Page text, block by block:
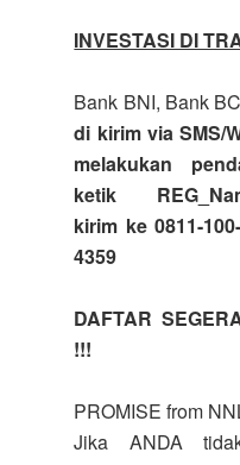
INVESTASI DI
Bank BNI, Bank
di kirim via SMS/
melakukan
ketik
kirim ke 0811-
4359
DAFTAR
!!!
PROMISE from
Jika ANDA